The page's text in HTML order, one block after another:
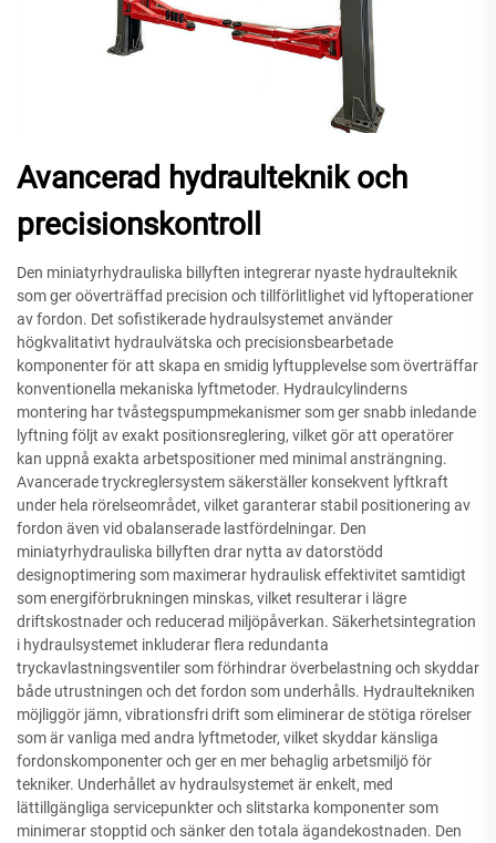
Avancerad hydraulteknik och
precisionskontroll
Den miniatyrhydrauliska billyften integrerar nyaste hydraulteknik
som ger oöverträffad precision och tillförlitlighet vid lyftoperationer
av fordon. Det sofistikerade hydraulsystemet använder
högkvalitativt hydraulvätska och precisionsbearbetade
komponenter för att skapa en smidig lyftupplevelse som överträffar
konventionella mekaniska lyftmetoder. Hydraulcylinderns
montering har tvåstegspumpmekanismer som ger snabb inledande
lyftning följt av exakt positionsreglering, vilket gör att operatörer
kan uppnå exakta arbetspositioner med minimal ansträngning.
Avancerade tryckreglersystem säkerställer konsekvent lyftkraft
under hela rörelseområdet, vilket garanterar stabil positionering av
fordon även vid obalanserade lastfördelningar. Den
miniatyrhydrauliska billyften drar nytta av datorstödd
designoptimering som maximerar hydraulisk effektivitet samtidigt
som energiförbrukningen minskas, vilket resulterar i lägre
driftskostnader och reducerad miljöpåverkan. Säkerhetsintegration
i hydraulsystemet inkluderar flera redundanta
tryckavlastningsventiler som förhindrar överbelastning och skyddar
både utrustningen och det fordon som underhålls. Hydraultekniken
möjliggör jämn, vibrationsfri drift som eliminerar de stötiga rörelser
som är vanliga med andra lyftmetoder, vilket skyddar känsliga
fordonskomponenter och ger en mer behaglig arbetsmiljö för
tekniker. Underhållet av hydraulsystemet är enkelt, med
lättillgängliga servicepunkter och slitstarka komponenter som
minimerar stopptid och sänker den totala ägandekostnaden. Den